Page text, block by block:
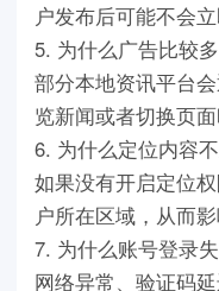
户发布后可能不会立
5. 为什么广告比较
部分本地资讯平台
览新闻或者切换页
6. 为什么定位内容
如果没有开启定位
户所在区域，从而
7. 为什么账号登录
网络异常、验证码